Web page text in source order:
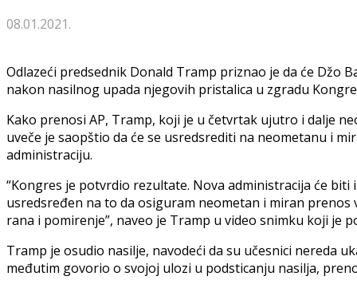
08.01.2021.
Odlazeći predsednik Donald Tramp priznao je da će Džo
nakon nasilnog upada njegovih pristalica u zgradu
Kako prenosi AP, Tramp, koji je u četvrtak ujutro i dalje
uveče je saopštio da će se usredsrediti na neometanu i
administraciju.
“Kongres je potvrdio rezultate. Nova administracija će biti
usredsređen na to da osiguram neometan i miran prenos
rana i pomirenje”, naveo je Tramp u video snimku koji je
Tramp je osudio nasilje, navodeći da su učesnici nereda
međutim govorio o svojoj ulozi u podsticanju nasilja,